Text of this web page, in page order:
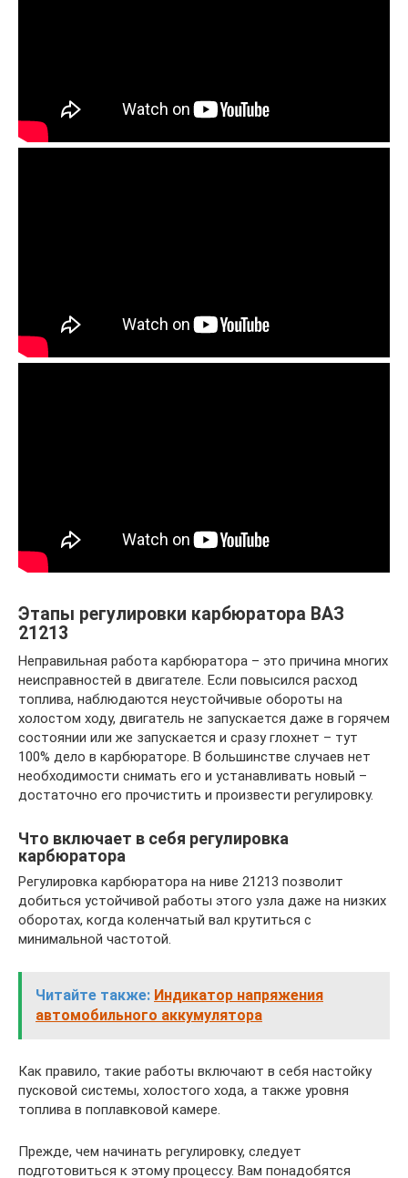
Этапы регулировки карбюратора ВАЗ
21213
Неправильная работа карбюратора – это причина многих
неисправностей в двигателе. Если повысился расход
топлива, наблюдаются неустойчивые обороты на
холостом ходу, двигатель не запускается даже в горячем
состоянии или же запускается и сразу глохнет – тут
100% дело в карбюраторе. В большинстве случаев нет
необходимости снимать его и устанавливать новый –
достаточно его прочистить и произвести регулировку.
Что включает в себя регулировка
карбюратора
Регулировка карбюратора на ниве 21213 позволит
добиться устойчивой работы этого узла даже на низких
оборотах, когда коленчатый вал крутиться с
минимальной частотой.
Читайте также: Индикатор напряжения
автомобильного аккумулятора
Как правило, такие работы включают в себя настойку
пусковой системы, холостого хода, а также уровня
топлива в поплавковой камере.
Прежде, чем начинать регулировку, следует
подготовиться к этому процессу. Вам понадобятся